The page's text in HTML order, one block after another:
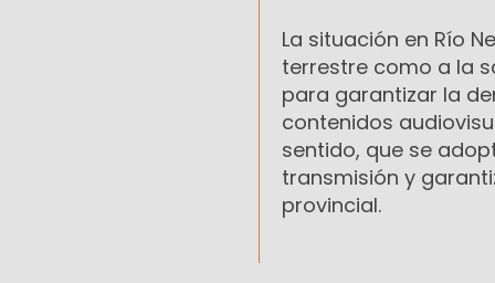
La situación en Río
terrestre como a la
para garantizar la
contenidos
sentido, que se
transmisión y
provincial.